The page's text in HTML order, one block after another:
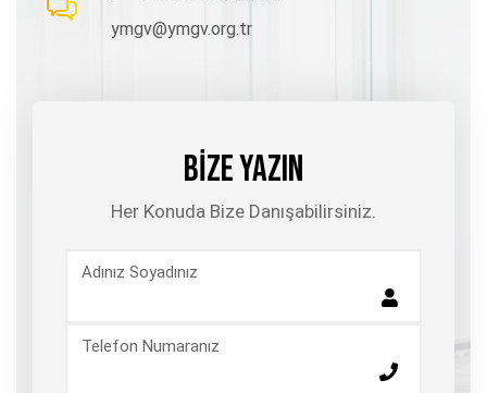
ymgv@ymgv.org.tr
BİZE YAZIN
Her Konuda Bize Danışabilirsiniz.
Adınız Soyadınız
Telefon Numaranız